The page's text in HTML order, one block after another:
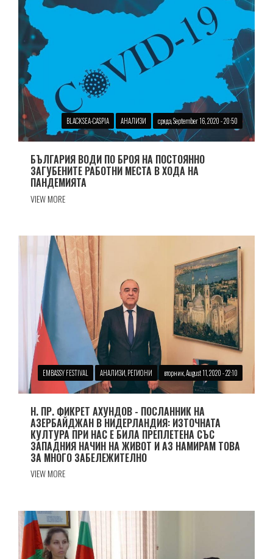
BLACKSEA-CASPIA АНАЛИЗИ сряда, September 16, 2020 - 20:50
БЪЛГАРИЯ ВОДИ ПО БРОЯ НА ПОСТОЯННО
ЗАГУБЕНИТЕ РАБОТНИ МЕСТА В ХОДА НА
ПАНДЕМИЯТА
VIEW MORE
EMBASSY FESTIVAL АНАЛИЗИ, РЕГИОНИ вторник, August 11, 2020 - 22:10
Н. ПР. ФИКРЕТ АХУНДОВ - ПОСЛАННИК НА
АЗЕРБАЙДЖАН В НИДЕРЛАНДИЯ: ИЗТОЧНАТА
КУЛТУРА ПРИ НАС Е БИЛА ПРЕПЛЕТЕНА СЪС
ЗАПАДНИЯ НАЧИН НА ЖИВОТ И АЗ НАМИРАМ ТОВА
ЗА МНОГО ЗАБЕЛЕЖИТЕЛНО
VIEW MORE